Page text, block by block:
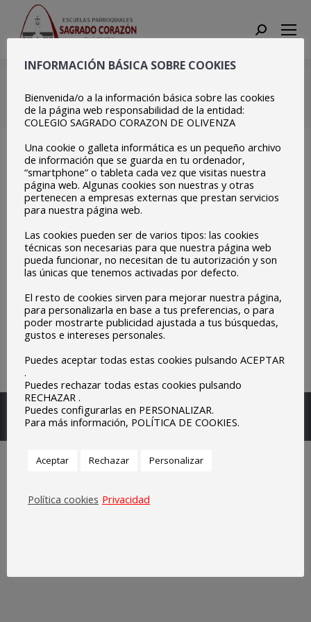
Search:
Estás aquí:
Inicio 20221022_151633
Escuelas Parroquiales Sagrado Corazón de Olivenza.
Legal
INFORMACIÓN BÁSICA SOBRE COOKIES
Bienvenida/o a la información básica sobre las cookies
de la página web responsabilidad de la entidad:
COLEGIO SAGRADO CORAZON DE OLIVENZA
Una cookie o galleta informática es un pequeño archivo
de información que se guarda en tu ordenador,
“smartphone” o tableta cada vez que visitas nuestra
página web. Algunas cookies son nuestras y otras
pertenecen a empresas externas que prestan servicios
para nuestra página web.
Las cookies pueden ser de varios tipos: las cookies
técnicas son necesarias para que nuestra página web
pueda funcionar, no necesitan de tu autorización y son
las únicas que tenemos activadas por defecto.
El resto de cookies sirven para mejorar nuestra página,
para personalizarla en base a tus preferencias, o para
poder mostrarte publicidad ajustada a tus búsquedas,
gustos e intereses personales.
Puedes aceptar todas estas cookies pulsando ACEPTAR
.
Puedes rechazar todas estas cookies pulsando
RECHAZAR .
Puedes configurarlas en PERSONALIZAR.
Para más información, POLÍTICA DE COOKIES.
Aceptar Rechazar Personalizar
Política cookies Privacidad